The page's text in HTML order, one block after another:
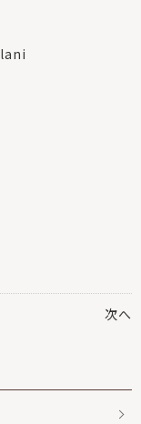
次へ